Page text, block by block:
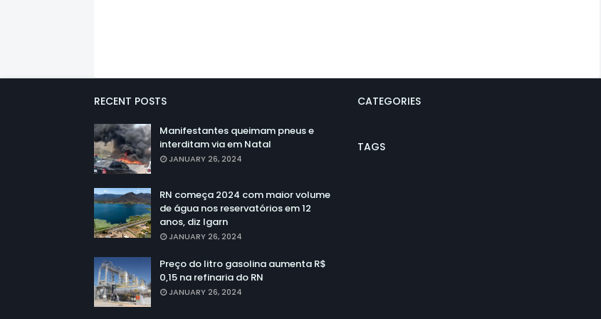
RECENT POSTS
Manifestantes queimam pneus e
interditam via em Natal
JANUARY 26, 2024
RN começa 2024 com maior volume
de água nos reservatórios em 12
anos, diz Igarn
JANUARY 26, 2024
Preço do litro gasolina aumenta R$
0,15 na refinaria do RN
JANUARY 26, 2024
CATEGORIES
TAGS